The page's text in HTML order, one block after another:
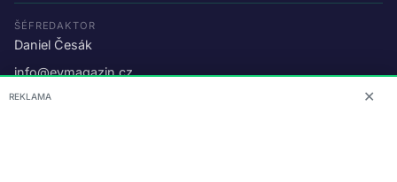
ŠÉFREDAKTOR
Daniel Česák
info@evmagazin.cz
O nás
REKLAMA ✕